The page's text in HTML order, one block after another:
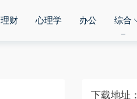
理财 心理学 办公 综合
下载地址：